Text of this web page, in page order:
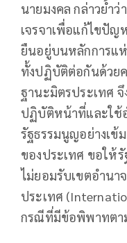
นายมงคล กล่าวย้ำว่
เจรจาเพื่อแก้ไขปั
ยืนอยู่บนหลักการแ
ทั้งปฏิบัติต่อกันด้วยค
ฐานะมิตรประเทศ จึ
ปฏิบัติหน้าที่และใช้
รัฐธรรมนูญอย่างเข้
ของประเทศ ขอให้
ไม่ยอมรับเขตอำนา
ประเทศ
กรณีที่มีข้อพิพาทตา